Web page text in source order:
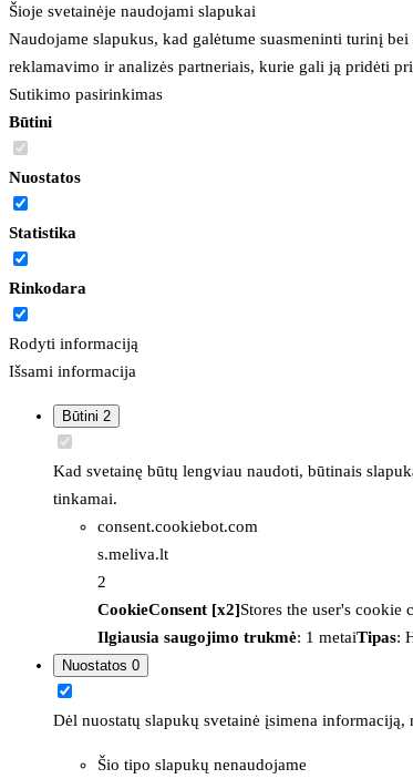
Šioje svetainėje naudojami slapukai
Naudojame slapukus, kad galėtume suasmeninti turinį
reklamavimo ir analizės partneriais, kurie gali ją pridėti
Sutikimo pasirinkimas
Būtini
Nuostatos
Statistika
Rinkodara
Rodyti informaciją
Išsami informacija
Būtini 2
Kad svetainę būtų lengviau naudoti, būtinais
tinkamai.
consent.cookiebot.com
s.meliva.lt
2
CookieConsent [x2]Stores the user's cookie
Ilgiausia saugojimo trukmė: 1 metaiTipas:
Nuostatos 0
Dėl nuostatų slapukų svetainė įsimena
Šio tipo slapukų nenaudojame